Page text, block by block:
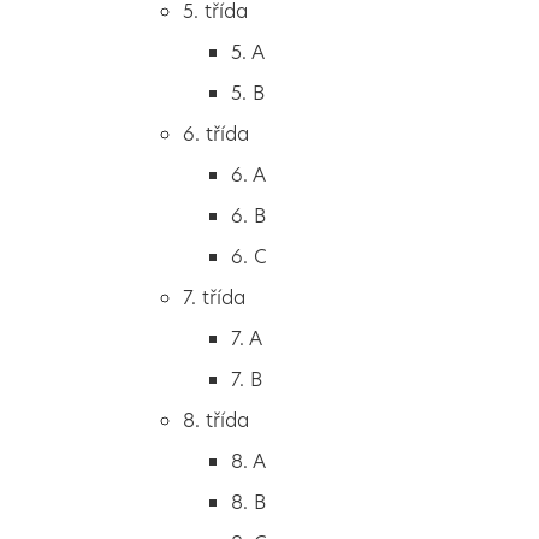
2. B
3. A
4. A
5. A
5. třída
5. A
5. B
6. třída
6. A
6. B
6. C
7. třída
7. A
7. B
8. třída
8. A
8. B